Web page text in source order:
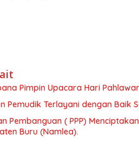
Pimpin Upacara Hari
Pemudik Terlayani dengan Baik
Pembanguan ( PPP)
Buru (Namlea).